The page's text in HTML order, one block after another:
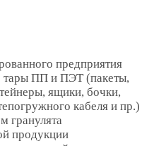
на основе
плитка